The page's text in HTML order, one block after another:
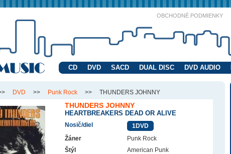
OBCHODNÉ PODMIENKY
CD DVD SACD DUAL DISC DVD AUDIO
DVD >> Punk Rock >> THUNDERS JOHNNY
THUNDERS JOHNNY
HEARTBREAKERS DEAD OR ALIVE
Nosič/diel
1DVD
Žáner
Punk Rock
Štýl
American Punk